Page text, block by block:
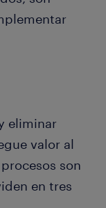
eliminar
valor al
son
en tres